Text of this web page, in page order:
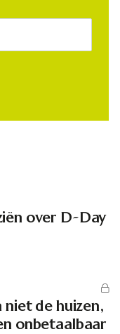
over D-Day
de huizen,
onbetaalbaar